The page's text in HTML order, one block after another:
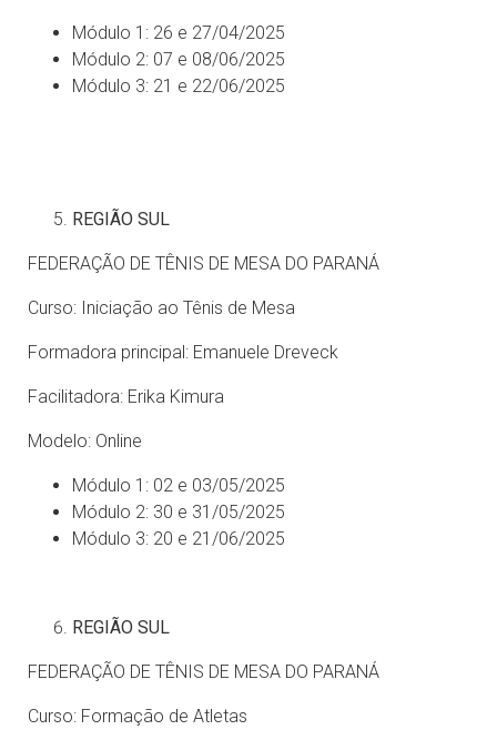
Módulo 1: 26 e 27/04/2025
Módulo 2: 07 e 08/06/2025
Módulo 3: 21 e 22/06/2025
REGIÃO SUL
FEDERAÇÃO DE TÊNIS DE MESA DO PARANÁ
Curso: Iniciação ao Tênis de Mesa
Formadora principal: Emanuele Dreveck
Facilitadora: Erika Kimura
Modelo: Online
Módulo 1: 02 e 03/05/2025
Módulo 2: 30 e 31/05/2025
Módulo 3: 20 e 21/06/2025
REGIÃO SUL
FEDERAÇÃO DE TÊNIS DE MESA DO PARANÁ
Curso: Formação de Atletas